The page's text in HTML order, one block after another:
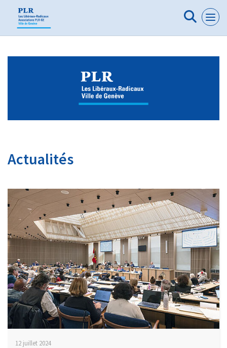
Actualités
12 juillet 2024
Panneau de gestion des cookies